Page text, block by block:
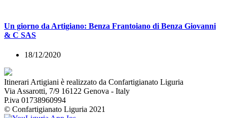
Un giorno da Artigiano: Benza Frantoiano di Benza Giovanni
& C SAS
18/12/2020
Itinerari Artigiani è realizzato da Confartigianato Liguria
Via Assarotti, 7/9 16122 Genova - Italy
P.iva 01738960994
© Confartigianato Liguria 2021